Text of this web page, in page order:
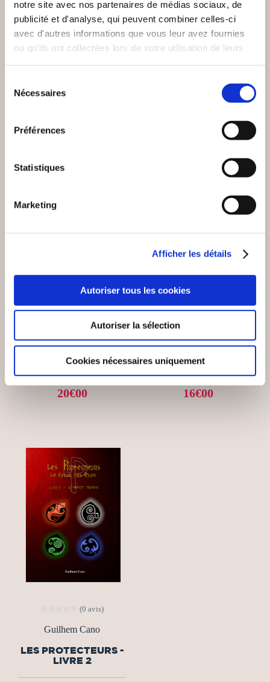
notre site avec nos partenaires de médias sociaux, de
publicité et d'analyse, qui peuvent combiner celles-ci
avec d'autres informations que vous leur avez fournies
ou qu'ils ont collectées lors de votre utilisation de leurs
Nécessaires
Préférences
Statistiques
Marketing
Afficher les détails
Autoriser tous les cookies
Autoriser la sélection
Cookies nécessaires uniquement
LES PROTECTEURS -
LIVRE 4
Fantastique
LES ROYAUMES DE
LA PIERRE BLANCHE
Fantastique
(0 avis)
Guilhem Cano
LES PROTECTEURS -
LIVRE 7
Fantastique
20€00
NEW
Jledignan
L'HÉRITAGE DES
ÉTOILES
Fantastique
16€00
(0 avis)
Guilhem Cano
LES PROTECTEURS -
LIVRE 2